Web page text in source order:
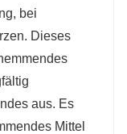
bei
Dieses
aus. Es
Mittel